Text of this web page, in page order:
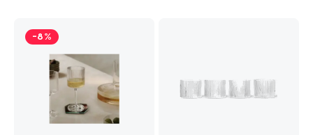
-8%